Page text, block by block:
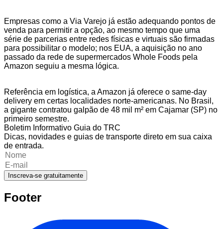
Empresas como a Via Varejo já estão adequando pontos de
venda para permitir a opção, ao mesmo tempo que uma
série de parcerias entre redes físicas e virtuais são firmadas
para possibilitar o modelo; nos EUA, a aquisição no ano
passado da rede de supermercados Whole Foods pela
Amazon seguiu a mesma lógica.
Referência em logística, a Amazon já oferece o same-day
delivery em certas localidades norte-americanas. No Brasil,
a gigante contratou galpão de 48 mil m² em Cajamar (SP) no
primeiro semestre.
Boletim Informativo Guia do TRC
Dicas, novidades e guias de transporte direto em sua caixa
de entrada.
Inscreva-se gratuitamente
Footer